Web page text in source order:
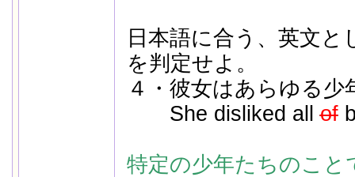
日本語に合う、英文
を判定せよ。
４・彼女はあらゆる少
She disliked allof
特定の少年たちのこと